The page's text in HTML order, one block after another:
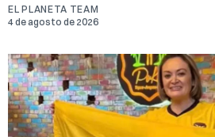
EL PLANETA TEAM
4 de agosto de 2026